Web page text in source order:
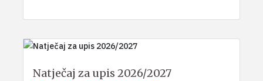
Natječaj za upis 2026/2027